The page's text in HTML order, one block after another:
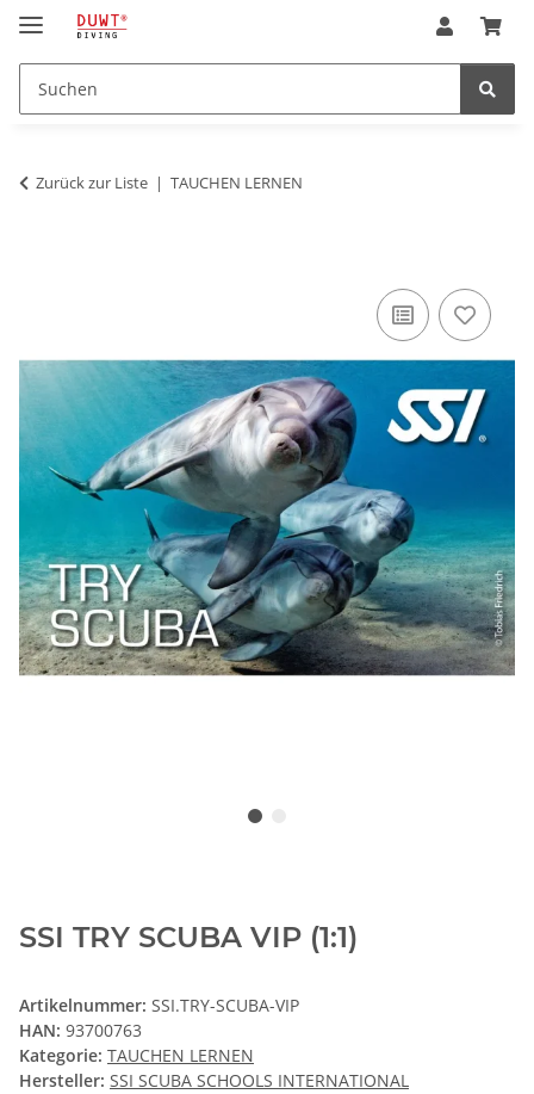
Zurück zur Liste TAUCHEN LERNEN
SSI TRY SCUBA VIP (1:1)
Artikelnummer: SSI.TRY-SCUBA-VIP
HAN: 93700763
Kategorie: TAUCHEN LERNEN
Hersteller: SSI SCUBA SCHOOLS INTERNATIONAL